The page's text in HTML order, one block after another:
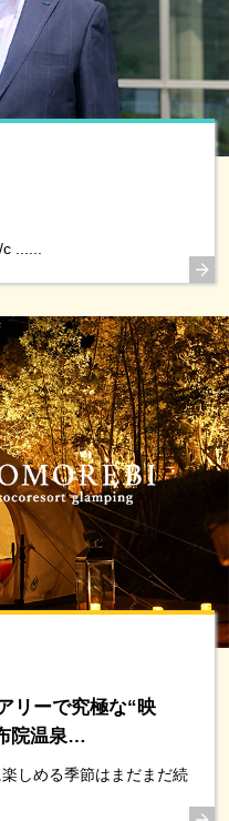
......
リーで究極な“映
院温泉…
しめる季節はまだまだ続